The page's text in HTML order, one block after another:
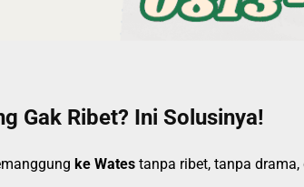
Gak Ribet? Ini Solusinya!
ke Wates tanpa ribet, tanpa